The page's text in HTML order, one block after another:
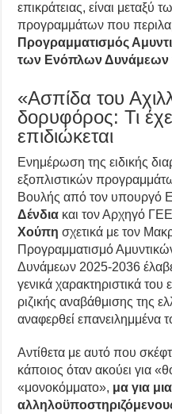
επικράτειας, είναι μεταξύ
προγραμμάτων που
Προγραμματισμός
των Ενόπλων Δυνάμεων
«Ασπίδα του
δορυφόρος: Τι
επιδιώκεται
Ενημέρωση της ειδικής
εξοπλιστικών
Βουλής από τον υπουργό
Δένδια και τον Αρχηγό
Χούπη σχετικά με τον
Προγραμματισμό
Δυνάμεων 2025-2036
γενικά χαρακτηριστικά
ριζικής αναβάθμισης της
αναφερθεί επανειλημμένα
Αντίθετα με αυτό που
κάποιος όταν ακούει για
«μονοκόμματο», μα για